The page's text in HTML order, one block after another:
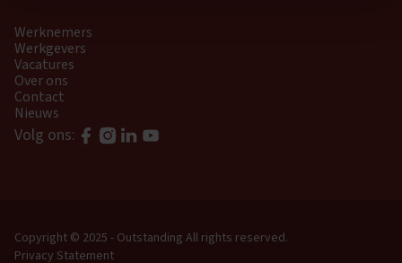
Werknemers
Werkgevers
Vacatures
Over ons
Contact
Nieuws
Volg ons:
Copyright © 2025 - Outstanding All rights reserved.
Privacy Statement